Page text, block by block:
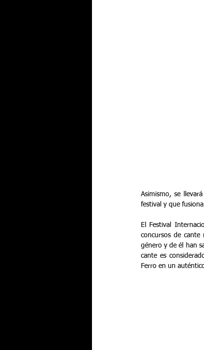
Asimismo, se
festival y que
El Festival
concursos de cante
género y de él han
cante es
Ferro en un